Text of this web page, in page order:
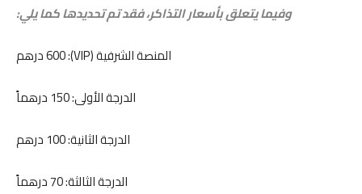
وفيما يتعلق بأسعار التذاكر، فقد تم تحديدها كما يلي:
المنصة الشرفية (VIP): 600 درهم
الدرجة الأولى: 150 درهماً
الدرجة الثانية: 100 درهم
الدرجة الثالثة: 70 درهماً